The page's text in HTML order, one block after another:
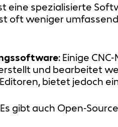
eine spezialisierte
oft weniger
: Einige
und bearbeitet
bietet jedoch
Es gibt auch Open-